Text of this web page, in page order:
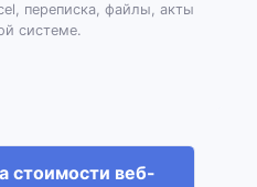
переписка, файлы, акты
системе.
стоимости веб-